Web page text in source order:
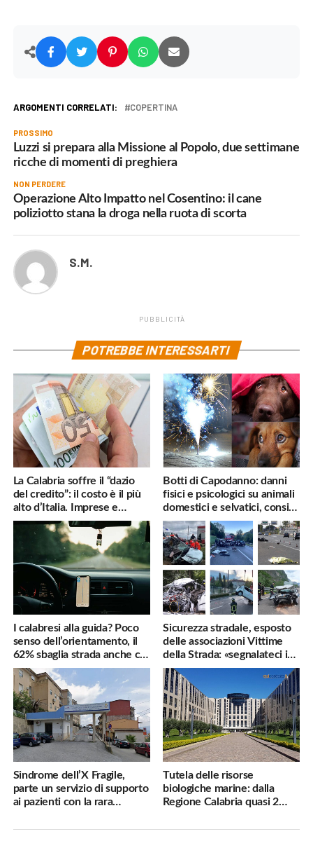
ARGOMENTI CORRELATI: COPERTINA
PROSSIMO
Luzzi si prepara alla Missione al Popolo, due settimane
ricche di momenti di preghiera
NON PERDERE
Operazione Alto Impatto nel Cosentino: il cane
poliziotto stana la droga nella ruota di scorta
S.M.
PUBBLICITÀ
POTREBBE INTERESSARTI
La Calabria soffre il “dazio
del credito”: il costo è il più
alto d’Italia. Imprese e
famiglie penalizzate
Botti di Capodanno: danni
fisici e psicologici su animali
domestici e selvatici, consigli
utili
I calabresi alla guida? Poco
senso dell’orientamento, il
62% sbaglia strada anche col
navigatore
Sicurezza stradale, esposto
delle associazioni Vittime
della Strada: «segnalateci i
pericoli, interverremo
subito»
Sindrome dell’X Fragile,
parte un servizio di supporto
ai pazienti con la rara
Tutela delle risorse
biologiche marine: dalla
Regione Calabria quasi 2